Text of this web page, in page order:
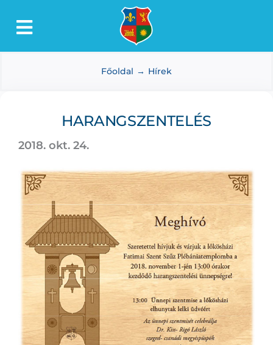
Toggle
Lőkösháza
Dokumentumtár
Média
Választás
Főoldal Hírek
HARANGSZENTELÉS
2018. okt. 24.